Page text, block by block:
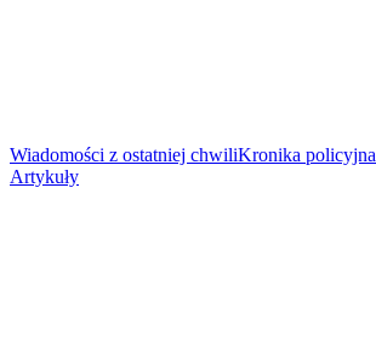
Wiadomości z ostatniej chwiliKronika policyjna
Artykuły